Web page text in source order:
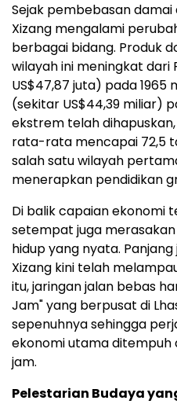
Sejak pembebasan
Xizang mengalami
berbagai bidang. Produk
wilayah ini meningkat dari
US$47,87 juta) pada 1965
(sekitar US$44,39 miliar)
ekstrem telah
rata-rata mencapai 72,5
salah satu wilayah
menerapkan pendidikan
Di balik capaian ekonomi
setempat juga
hidup yang nyata.
Xizang kini telah
itu, jaringan jalan bebas
Jam" yang berpusat di
sepenuhnya sehingga
ekonomi utama
jam.
Pelestarian Budaya